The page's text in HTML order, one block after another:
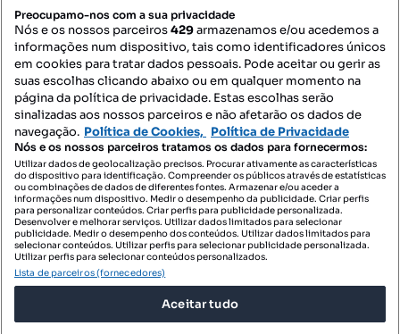
Mapa do Site
Contacte-nos
SIGA-NOS:
DESCARREGAR NA:
Preocupamo-nos com a sua privacidade
Nós e os nossos parceiros429armazenamos e/ou acedemos a
informações num dispositivo, tais como identificadores únicos
em cookies para tratar dados pessoais. Pode aceitar ou gerir as
suas escolhas clicando abaixo ou em qualquer momento na
página da política de privacidade. Estas escolhas serão
sinalizadas aos nossos parceiros e não afetarão os dados de
navegação. Política de Cookies, Política de Privacidade
Nós e os nossos parceiros tratamos os dados para fornecermos:
Utilizar dados de geolocalização precisos. Procurar ativamente as características
do dispositivo para identificação. Compreender os públicos através de estatísticas
ou combinações de dados de diferentes fontes. Armazenar e/ou aceder a
informações num dispositivo. Medir o desempenho da publicidade. Criar perfis
para personalizar conteúdos. Criar perfis para publicidade personalizada.
Desenvolver e melhorar serviços. Utilizar dados limitados para selecionar
publicidade. Medir o desempenho dos conteúdos. Utilizar dados limitados para
selecionar conteúdos. Utilizar perfis para selecionar publicidade personalizada.
Utilizar perfis para selecionar conteúdos personalizados.
Lista de parceiros (fornecedores)
Aceitar tudo